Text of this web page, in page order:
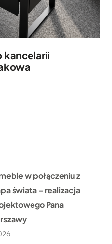
kancelarii
w połączeniu z
świata – realizacja
Pana